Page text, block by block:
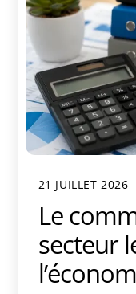
21 JUILLET 2026
Le
secteur